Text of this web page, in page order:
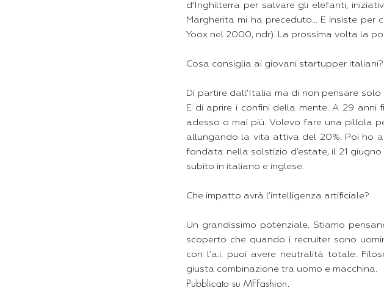
d’Inghilterra per salvare gli elefanti,
Margherita mi ha preceduto... E insiste per
Yoox nel 2000, ndr). La prossima volta la
Cosa consiglia ai giovani startupper italiani?
Di partire dall’Italia ma di non pensare
E di aprire i confini della mente. A 29
adesso o mai più. Volevo fare una pillola
allungando la vita attiva del 20%. Poi ho
fondata nella solstizio d’estate, il 21
subito in italiano e inglese.
Che impatto avrà l’intelligenza artificiale?
Un grandissimo potenziale. Stiamo
scoperto che quando i recruiter sono
con l’a.i. puoi avere neutralità totale.
giusta combinazione tra uomo e macchina.
Pubblicato su MFFashion.